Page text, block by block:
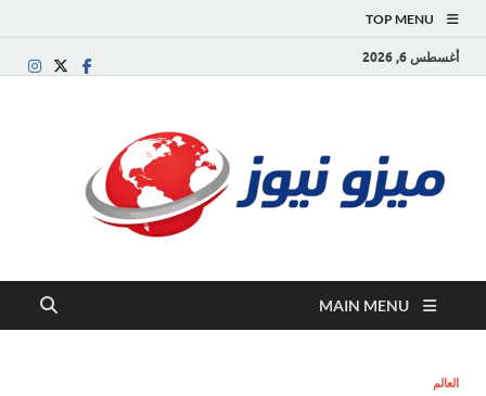
TOP MENU
أغسطس 6, 2026
MAIN MENU
العالم